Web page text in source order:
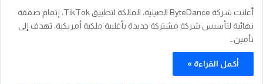
أعلنت شركة ByteDance الصينية، المالكة لتطبيق TikTok، إتمام صفقة
نهائية لتأسيس شركة مشتركة جديدة بأغلبية ملكية أمريكية، تهدف إلى
تأمين…
أكمل القراءة »